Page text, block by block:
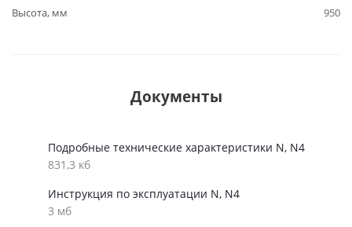
Высота, мм
950
Документы
Подробные технические характеристики N, N4
831,3 кб
Инструкция по эксплуатации N, N4
3 мб